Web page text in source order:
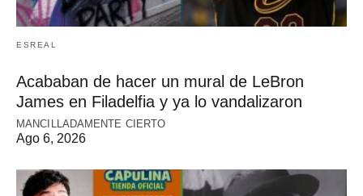
ESREAL
Acababan de hacer un mural de LeBron
James en Filadelfia y ya lo vandalizaron
MANCILLADAMENTE CIERTO
Ago 6, 2026